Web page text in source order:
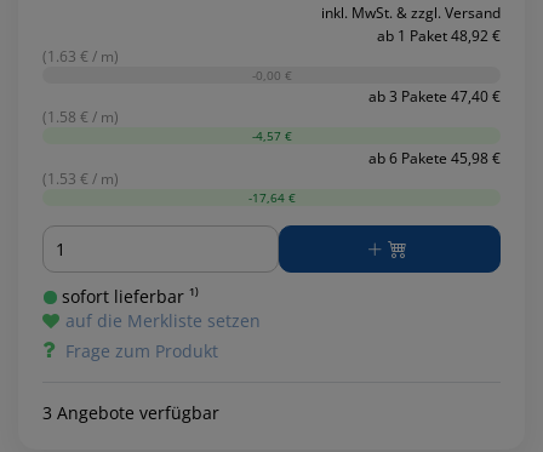
inkl. MwSt. & zzgl. Versand
ab 1 Paket 48,92 €
(1.63 € / m)
-0,00 €
ab 3 Pakete 47,40 €
(1.58 € / m)
-4,57 €
ab 6 Pakete 45,98 €
(1.53 € / m)
-17,64 €
Menge
sofort lieferbar ¹⁾
auf die Merkliste setzen
Frage zum Produkt
3 Angebote verfügbar